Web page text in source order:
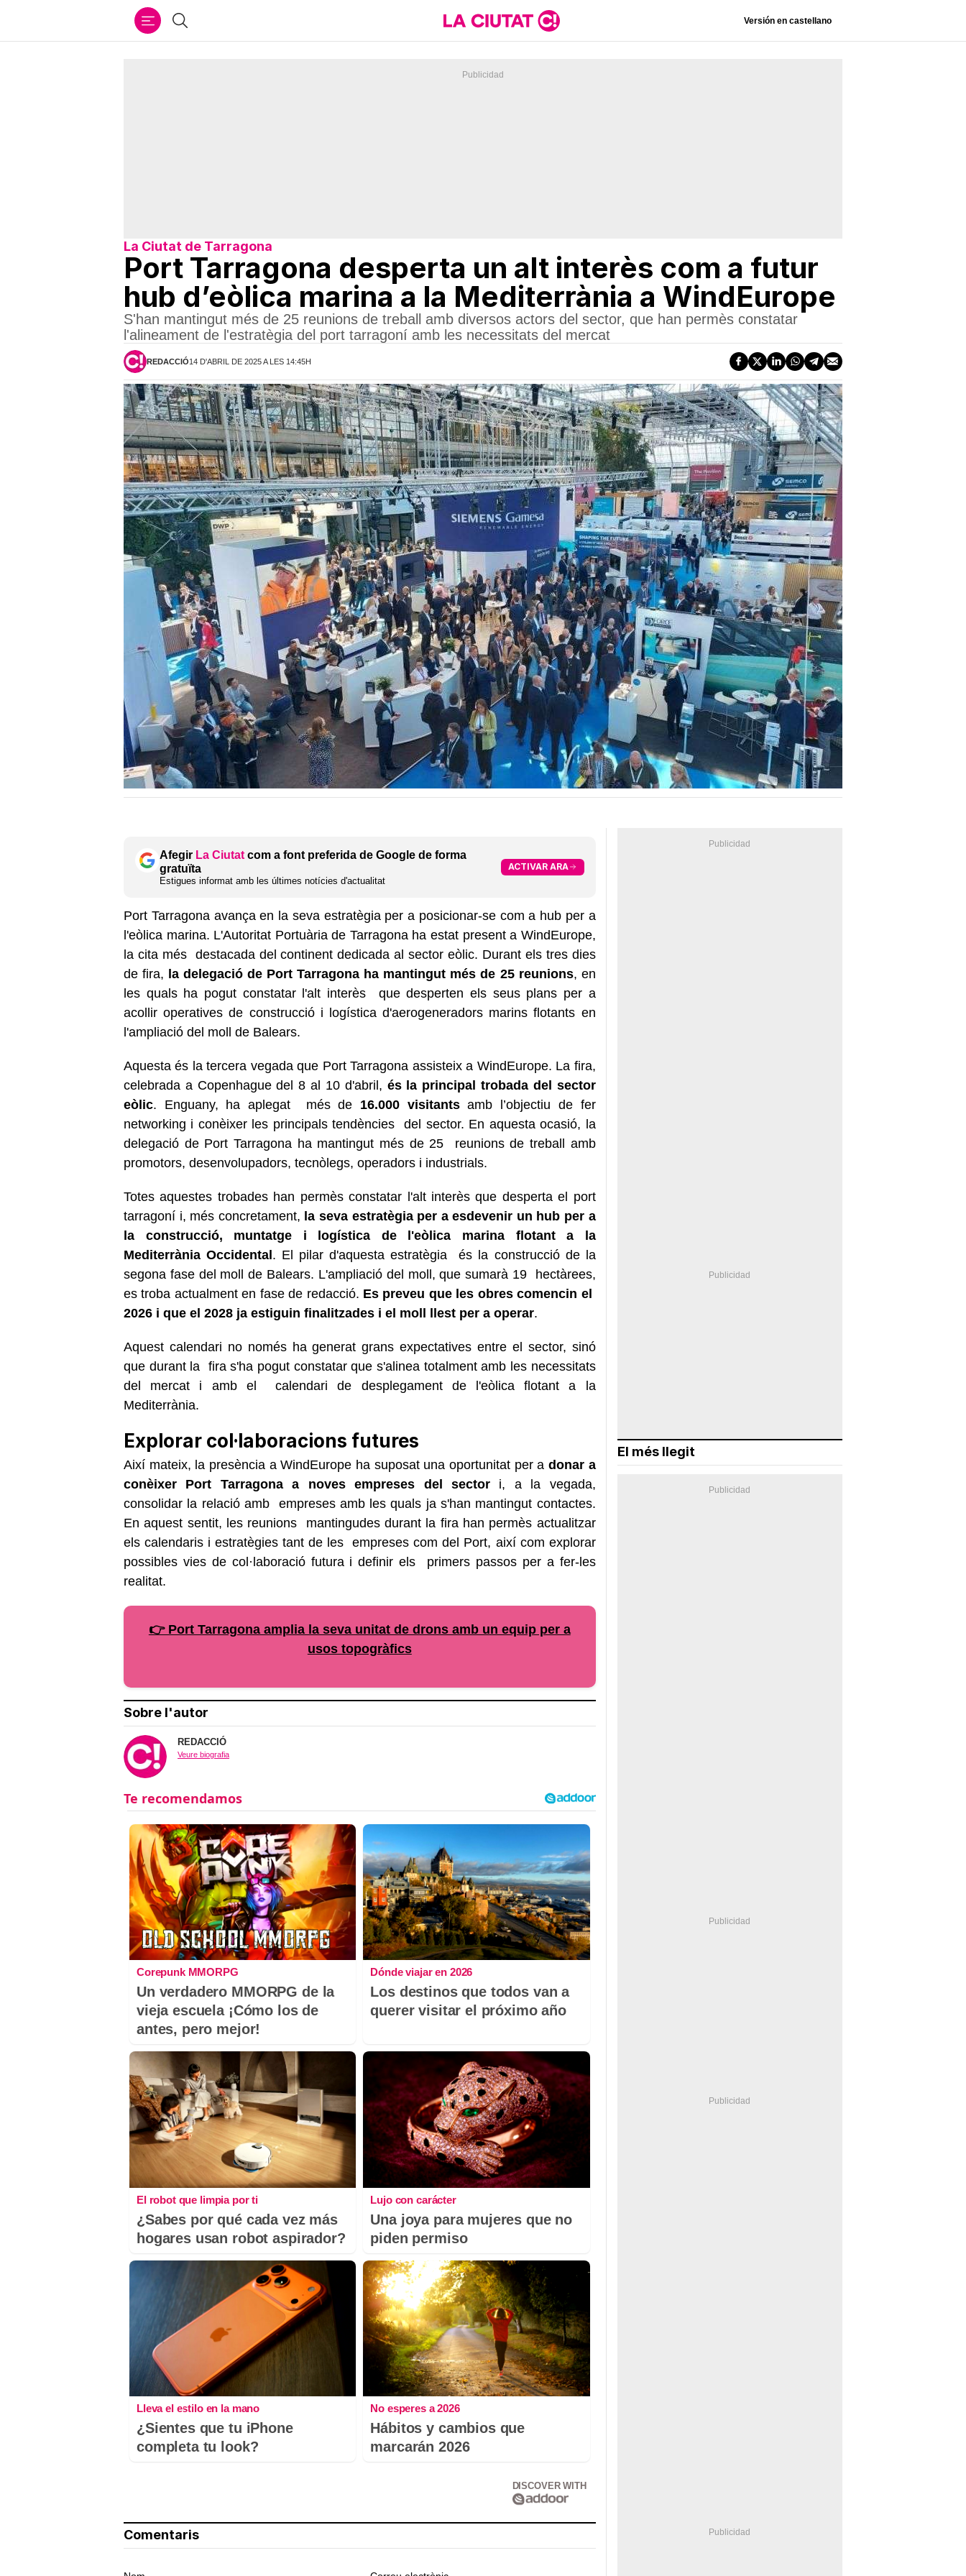
Cercar Versión en castellano
La Ciutat de Tarragona
Port Tarragona desperta un alt interès com a futur
hub d’eòlica marina a la Mediterrània a WindEurope
S'han mantingut més de 25 reunions de treball amb diversos actors del sector, que han permès constatar
l'alineament de l'estratègia del port tarragoní amb les necessitats del mercat
REDACCIÓ14 D'ABRIL DE 2025 A LES 14:45H
Afegir La Ciutat com a font preferida de Google de forma
gratuïta
Estigues informat amb les últimes notícies d'actualitat
ACTIVAR ARA
Port Tarragona avança en la seva estratègia per a posicionar-se com a hub per a
l'eòlica marina. L'Autoritat Portuària de Tarragona ha estat present a WindEurope,
la cita més destacada del continent dedicada al sector eòlic. Durant els tres dies
de fira, la delegació de Port Tarragona ha mantingut més de 25 reunions, en
les quals ha pogut constatar l'alt interès que desperten els seus plans per a
acollir operatives de construcció i logística d'aerogeneradors marins flotants en
l'ampliació del moll de Balears.
Aquesta és la tercera vegada que Port Tarragona assisteix a WindEurope. La fira,
celebrada a Copenhague del 8 al 10 d'abril, és la principal trobada del sector
eòlic. Enguany, ha aplegat més de 16.000 visitantsamb l’objectiu de fer
networking i conèixer les principals tendències del sector. En aquesta ocasió, la
delegació de Port Tarragona ha mantingut més de 25 reunions de treball amb
promotors, desenvolupadors, tecnòlegs, operadors i industrials.
Totes aquestes trobades han permès constatar l'alt interès que desperta el port
tarragoní i, més concretament, la seva estratègia per a esdevenir un hub per a
la construcció, muntatge i logística de l'eòlica marina flotant a la
Mediterrània Occidental. El pilar d'aquesta estratègia és la construcció de la
segona fase del moll de Balears. L'ampliació del moll, que sumarà 19 hectàrees,
es troba actualment en fase de redacció. Es preveu que les obres comencin el
2026 i que el 2028 ja estiguin finalitzades i el moll llest per a operar.
Aquest calendari no només ha generat grans expectatives entre el sector, sinó
que durant la fira s'ha pogut constatar que s'alinea totalment amb les necessitats
del mercat i amb el calendari de desplegament de l'eòlica flotant a la
Mediterrània.
Explorar col·laboracions futures
Així mateix, la presència a WindEurope ha suposat una oportunitat per a donar a
conèixer Port Tarragona a noves empreses del sectori, a la vegada,
consolidar la relació amb empreses amb les quals ja s'han mantingut contactes.
En aquest sentit, les reunions mantingudes durant la fira han permès actualitzar
els calendaris i estratègies tant de les empreses com del Port, així com explorar
possibles vies de col·laboració futura i definir els primers passos per a fer-les
realitat.
👉 Port Tarragona amplia la seva unitat de drons amb un equip per a
usos topogràfics
Sobre l'autor
REDACCIÓ
Veure biografia
Corepunk MMORPG
Un verdadero MMORPG de la
vieja escuela ¡Cómo los de
antes, pero mejor!
Dónde viajar en 2026
Los destinos que todos van a
querer visitar el próximo año
El robot que limpia por ti
¿Sabes por qué cada vez más
hogares usan robot aspirador?
Lujo con carácter
Una joya para mujeres que no
piden permiso
Lleva el estilo en la mano
¿Sientes que tu iPhone
completa tu look?
No esperes a 2026
Hábitos y cambios que
marcarán 2026
DISCOVER WITH
Comentaris
El més llegit